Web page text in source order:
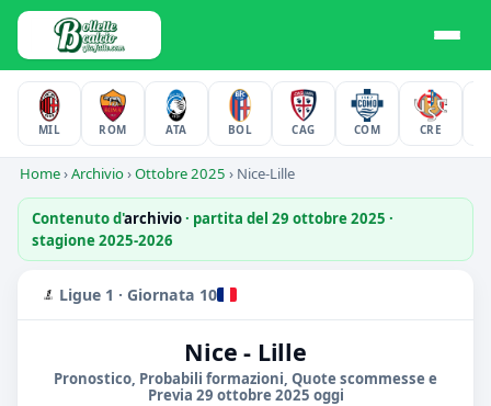
MIL ROM ATA BOL CAG COM CRE
Home›Archivio›Ottobre 2025 › Nice-Lille
Contenuto d'archivio· partita del 29 ottobre 2025 ·
stagione 2025-2026
Ligue 1 · Giornata 10
Nice - Lille
Pronostico, Probabili formazioni, Quote scommesse e
Previa 29 ottobre 2025 oggi